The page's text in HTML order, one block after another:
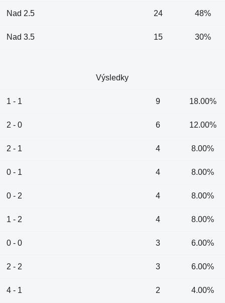
Nad 2.5 24 48%
Nad 3.5 15 30%
Výsledky
1 - 1 9 18.00%
2 - 0 6 12.00%
2 - 1 4 8.00%
0 - 1 4 8.00%
0 - 2 4 8.00%
1 - 2 4 8.00%
0 - 0 3 6.00%
2 - 2 3 6.00%
4 - 1 2 4.00%